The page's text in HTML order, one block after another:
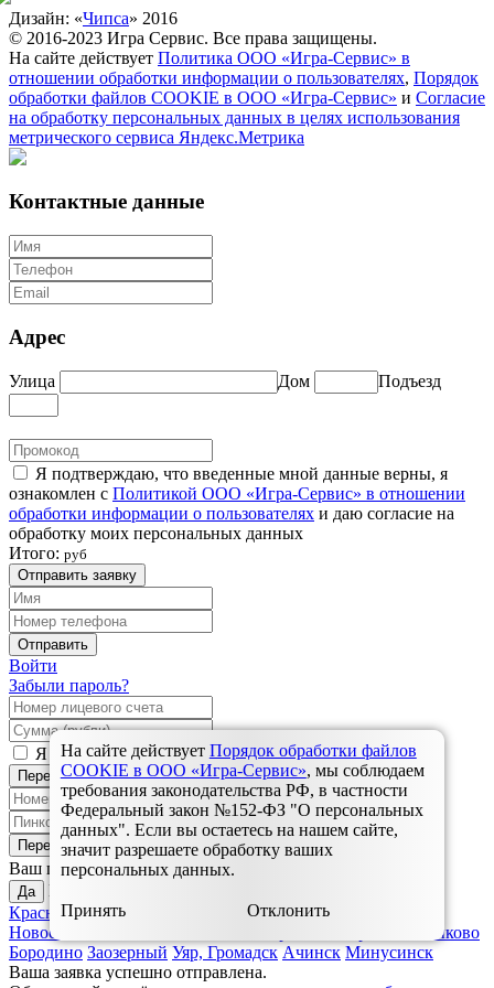
Дизайн: «Чипса» 2016
© 2016-2023 Игра Сервис. Все права защищены.
На сайте действует Политика ООО «Игра-Сервис» в
отношении обработки информации о пользователях, Порядок
обработки файлов COOKIE в ООО «Игра-Сервис» и Согласие
на обработку персональных данных в целях использования
метрического сервиса Яндекс.Метрика
Контактные данные
Адрес
Улица Дом Подъезд
Я подтверждаю, что введенные мной данные верны, я
ознакомлен с Политикой ООО «Игра-Сервис» в отношении
обработки информации о пользователях и даю согласие на
обработку моих персональных данных
Итого: руб
Отправить заявку
Отправить
Войти
Забыли пароль?
Я согласен с правилами оплаты услуг связи
Перейти к оплате
Перейти к оплате
Ваш городКрасноярск?
Да
Выбрать другой:
Красноярск Дивногорск Зеленогорск Назарово
Новоселово, Балахта
Березовка, Зыково
Бородино Заозерный Уяр, Громадск Ачинск Минусинск
Ваша заявка успешно отправлена.
На сайте действует Порядок обработки файлов
COOKIE в ООО «Игра-Сервис», мы соблюдаем
требования законодательства РФ, в частности
Федеральный закон №152-ФЗ "О персональных
данных". Если вы остаетесь на нашем сайте,
значит разрешаете обработку ваших
персональных данных.
Принять Отклонить